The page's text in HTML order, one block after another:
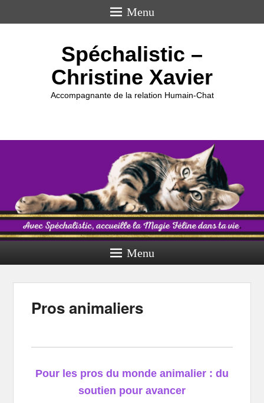
Menu
Spéchalistic –
Christine Xavier
Accompagnante de la relation Humain-Chat
Menu
Pros animaliers
Pour les pros du monde animalier : du
soutien pour avancer